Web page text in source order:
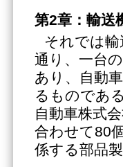
第2章：輸送
それでは
通り、一台
あり、自動
るものであ
自動車株式
合わせて80
係する部品